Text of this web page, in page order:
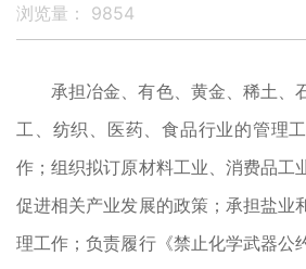
浏览量： 9854
承担冶金、有色、黄金、稀土、
工、纺织、医药、食品行业的管理
作；组织拟订原材料工业、消费品工
促进相关产业发展的政策；承担盐业
理工作；负责履行《禁止化学武器公